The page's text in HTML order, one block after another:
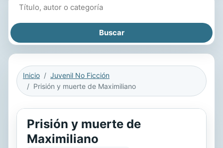
Inicio
Juvenil No Ficción
Prisión y muerte de Maximiliano
Prisión y muerte de
Maximiliano